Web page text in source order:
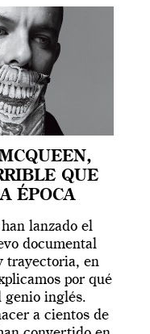
QUE
ÉPOCA
lanzado el
documental
trayectoria, en
por qué
genio inglés.
a cientos de